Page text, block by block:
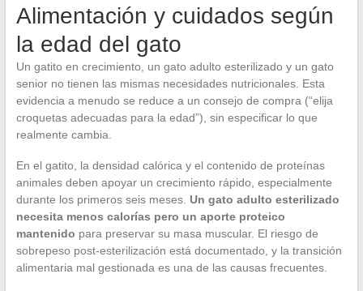
Alimentación y cuidados según
la edad del gato
Un gatito en crecimiento, un gato adulto esterilizado y un gato
senior no tienen las mismas necesidades nutricionales. Esta
evidencia a menudo se reduce a un consejo de compra (“elija
croquetas adecuadas para la edad”), sin especificar lo que
realmente cambia.
En el gatito, la densidad calórica y el contenido de proteínas
animales deben apoyar un crecimiento rápido, especialmente
durante los primeros seis meses. Un gato adulto esterilizado
necesita menos calorías pero un aporte proteico
mantenido para preservar su masa muscular. El riesgo de
sobrepeso post-esterilización está documentado, y la transición
alimentaria mal gestionada es una de las causas frecuentes.